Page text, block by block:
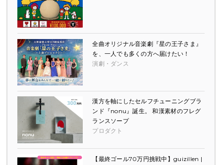
全曲オリジナル音楽劇『星の王子さま』
を、一人でも多くの方へ届けたい！
演劇・ダンス
漢方を軸にしたセルフチューニングブラ
ンド『nonu』誕生。 和漢素材のフレグ
ランスソープ
プロダクト
【最終ゴール70万円挑戦中】guizillen |